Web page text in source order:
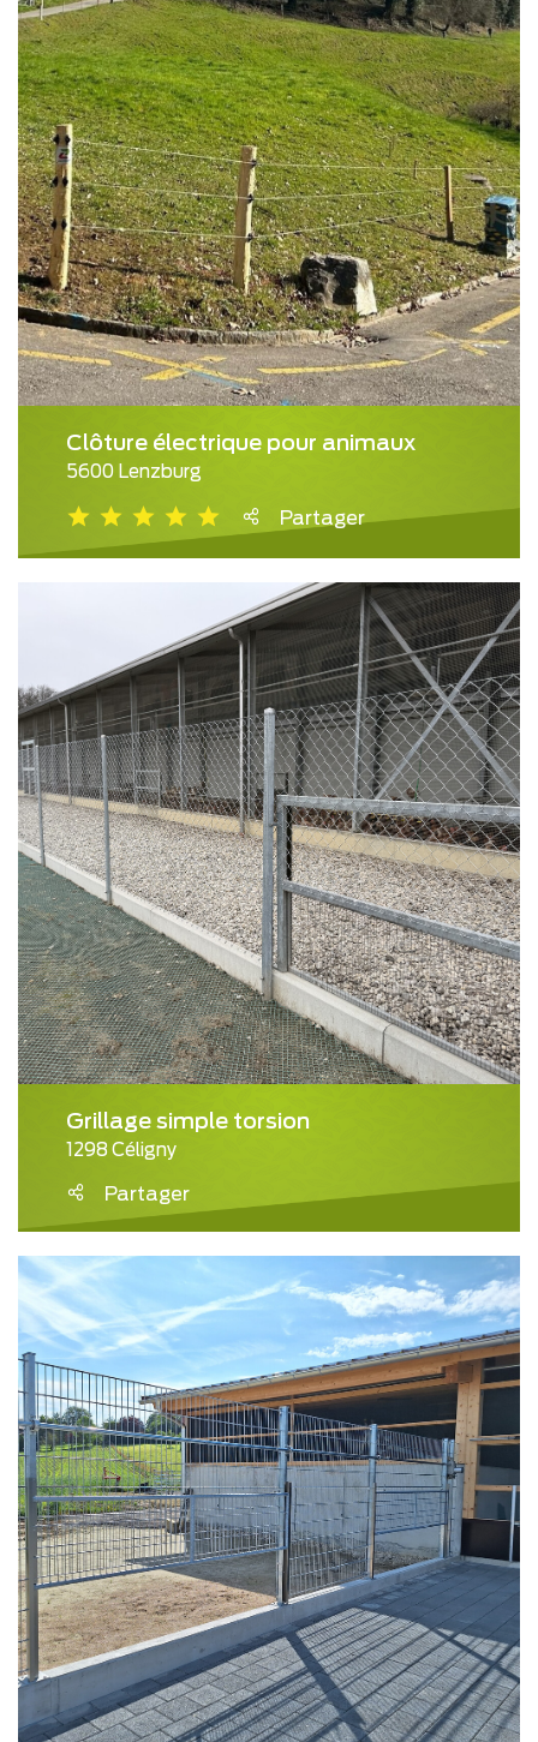
Clôture électrique pour animaux
5600 Lenzburg
Partager
Grillage simple torsion
1298 Céligny
Partager